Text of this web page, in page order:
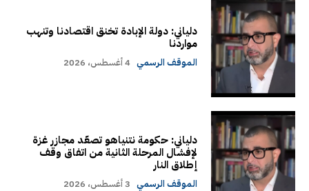
دلياني: دولة الإبادة تخنق اقتصادنا وتنهب
مواردنا
الموقف الرسمي 4 أغسطس، 2026
دلياني: حكومة نتنياهو تصعّد مجازر غزة
لإفشال المرحلة الثانية من اتفاق وقف
إطلاق النار
الموقف الرسمي 3 أغسطس، 2026